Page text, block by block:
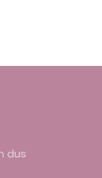
dus